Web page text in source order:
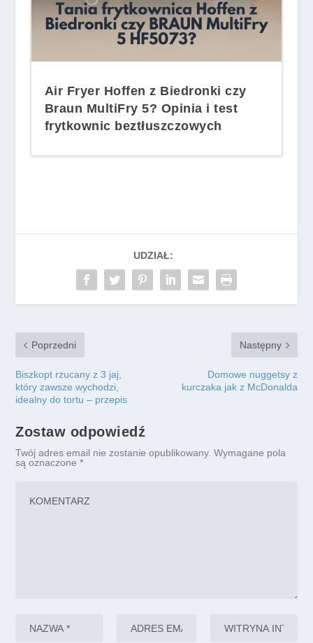
Air Fryer Hoffen z Biedronki czy
Braun MultiFry 5? Opinia i test
frytkownic beztłuszczowych
UDZIAŁ:
Poprzedni
Biszkopt rzucany z 3 jaj,
który zawsze wychodzi,
idealny do tortu – przepis
Następny
Domowe nuggetsy z
kurczaka jak z McDonalda
Zostaw odpowiedź
Twój adres email nie zostanie opublikowany. Wymagane pola
są oznaczone*